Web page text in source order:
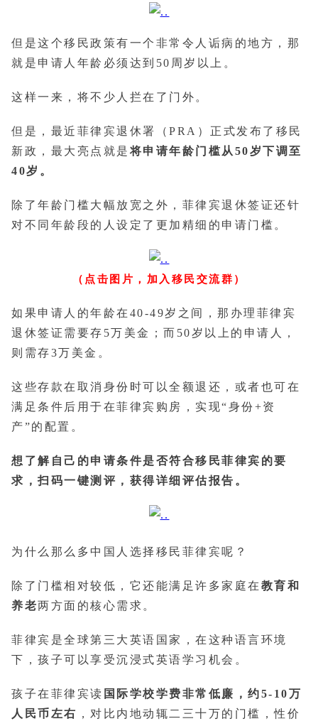
但是这个移民政策有一个非常令人诟病的地方，那
就是申请人年龄必须达到50周岁以上。
这样一来，将不少人拦在了门外。
但是，最近菲律宾退休署（PRA）正式发布了移民
新政，最大亮点就是将申请年龄门槛从50岁下调至
40岁。
除了年龄门槛大幅放宽之外，菲律宾退休签证还针
对不同年龄段的人设定了更加精细的申请门槛。
（点击图片，加入移民交流群）
如果申请人的年龄在40-49岁之间，那办理菲律宾
退休签证需要存5万美金；而50岁以上的申请人，
则需存3万美金。
这些存款在取消身份时可以全额退还，或者也可在
满足条件后用于在菲律宾购房，实现“身份+资
产”的配置。
想了解自己的申请条件是否符合移民菲律宾的要
求，扫码一键测评，获得详细评估报告。
为什么那么多中国人选择移民菲律宾呢？
除了门槛相对较低，它还能满足许多家庭在 教育和
养老两方面的核心需求。
菲律宾是全球第三大英语国家，在这种语言环境
下，孩子可以享受沉浸式英语学习机会。
孩子在菲律宾读 国际学校学费非常低廉，约5-10万
人民币左右 ，对比内地动辄二三十万的门槛，性价